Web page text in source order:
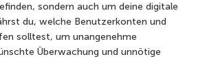
sondern auch um deine digitale
du, welche Benutzerkonten und
solltest, um unangenehme
Überwachung und unnötige